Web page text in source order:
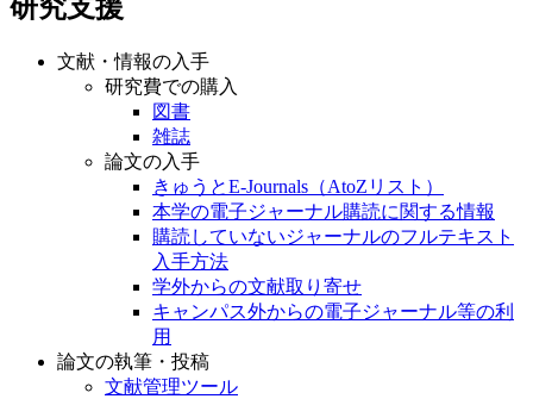
研究支援
文献・情報の入手
研究費での購入
図書
雑誌
論文の入手
きゅうとE-Journals（AtoZリスト）
本学の電子ジャーナル購読に関する情報
購読していないジャーナルのフルテキスト
入手方法
学外からの文献取り寄せ
キャンパス外からの電子ジャーナル等の利
用
論文の執筆・投稿
文献管理ツール